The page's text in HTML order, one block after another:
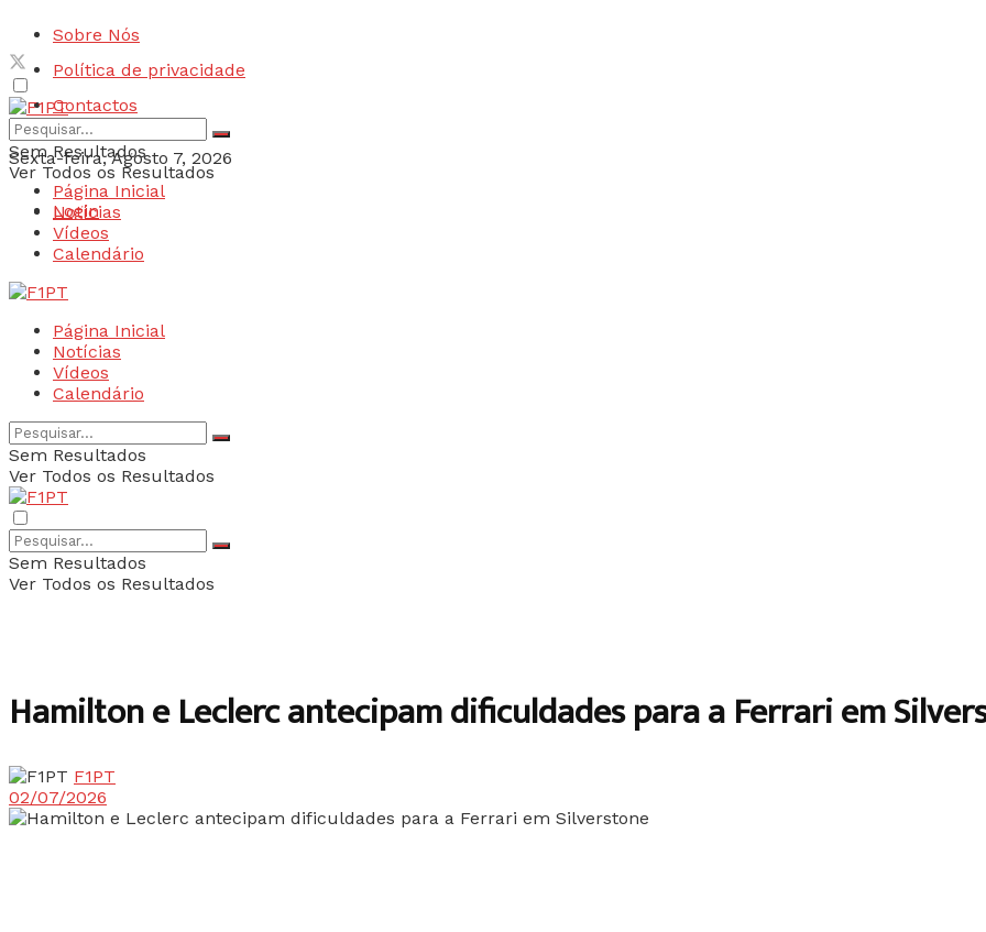
Sobre Nós
Política de privacidade
Contactos
Sexta-feira, Agosto 7, 2026
Login
Sem Resultados
Ver Todos os Resultados
Página Inicial
Notícias
Vídeos
Calendário
Página Inicial
Notícias
Vídeos
Calendário
Sem Resultados
Ver Todos os Resultados
Sem Resultados
Ver Todos os Resultados
Hamilton e Leclerc antecipam dificuldades para a Ferrari em
F1PT
02/07/2026